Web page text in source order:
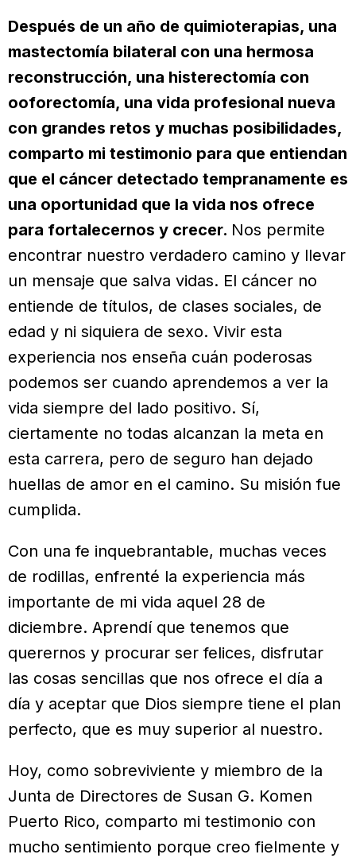
Después de un año de quimioterapias, una
mastectomía bilateral con una hermosa
reconstrucción, una histerectomía con
ooforectomía, una vida profesional nueva
con grandes retos y muchas posibilidades,
comparto mi testimonio para que entiendan
que el cáncer detectado tempranamente es
una oportunidad que la vida nos ofrece
para fortalecernos y crecer. Nos permite
encontrar nuestro verdadero camino y llevar
un mensaje que salva vidas. El cáncer no
entiende de títulos, de clases sociales, de
edad y ni siquiera de sexo. Vivir esta
experiencia nos enseña cuán poderosas
podemos ser cuando aprendemos a ver la
vida siempre del lado positivo. Sí,
ciertamente no todas alcanzan la meta en
esta carrera, pero de seguro han dejado
huellas de amor en el camino. Su misión fue
cumplida.
Con una fe inquebrantable, muchas veces
de rodillas, enfrenté la experiencia más
importante de mi vida aquel 28 de
diciembre. Aprendí que tenemos que
querernos y procurar ser felices, disfrutar
las cosas sencillas que nos ofrece el día a
día y aceptar que Dios siempre tiene el plan
perfecto, que es muy superior al nuestro.
Hoy, como sobreviviente y miembro de la
Junta de Directores de Susan G. Komen
Puerto Rico, comparto mi testimonio con
mucho sentimiento porque creo fielmente y